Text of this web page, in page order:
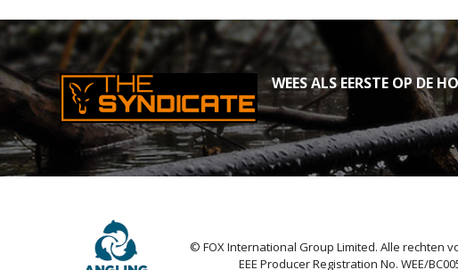
WEES ALS EERSTE OP DE
© FOX International Group Limited. Alle rechten
EEE Producer Registration No. WEE/